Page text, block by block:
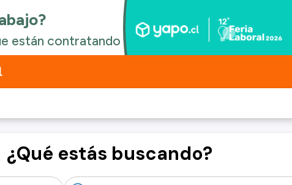
¿Qué estás buscando?